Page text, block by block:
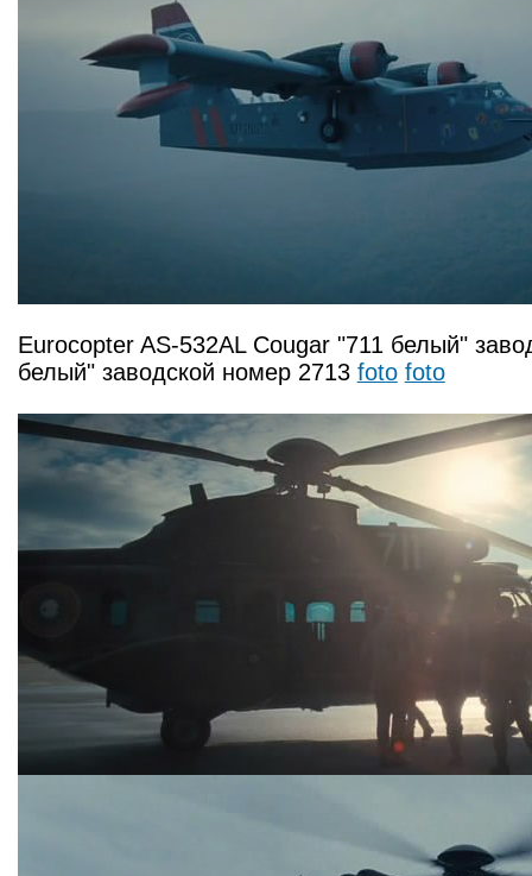
Eurocopter AS-532AL Cougar "711 белый"
белый" заводской номер 2713 foto foto